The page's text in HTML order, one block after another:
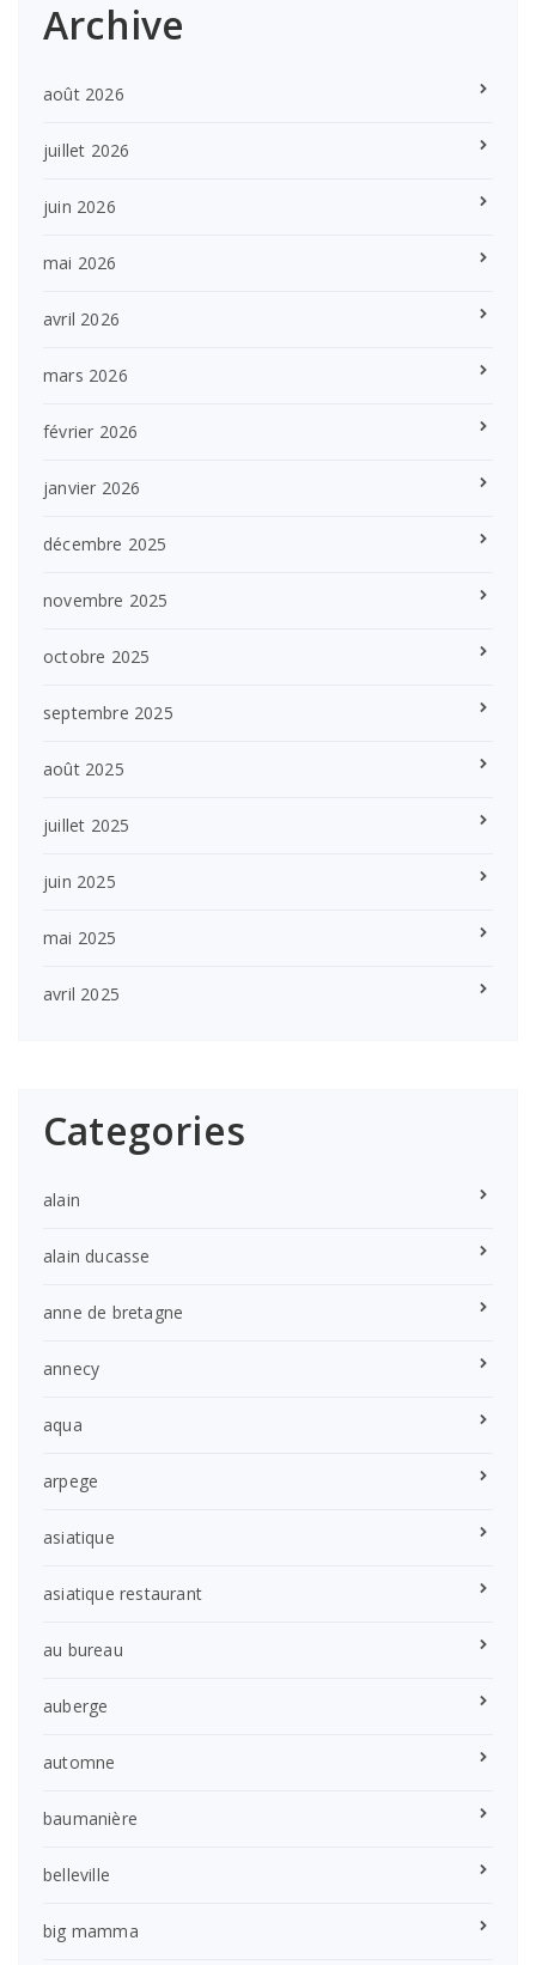
Archive
août 2026
juillet 2026
juin 2026
mai 2026
avril 2026
mars 2026
février 2026
janvier 2026
décembre 2025
novembre 2025
octobre 2025
septembre 2025
août 2025
juillet 2025
juin 2025
mai 2025
avril 2025
Categories
alain
alain ducasse
anne de bretagne
annecy
aqua
arpege
asiatique
asiatique restaurant
au bureau
auberge
automne
baumanière
belleville
big mamma